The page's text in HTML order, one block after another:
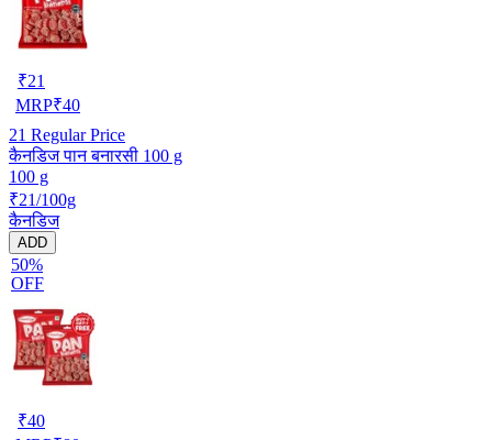
₹21
MRP₹40
21 Regular Price
कैनडिज पान बनारसी 100 g
100 g
₹21/100g
कैनडिज
ADD
50%
OFF
₹40